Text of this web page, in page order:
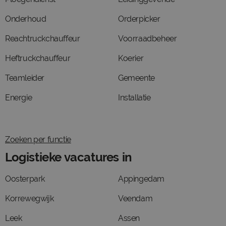
Onderhoud
Reachtruckchauffeur
Heftruckchauffeur
Teamleider
Energie
Orderpicker
Voorraadbeheer
Koerier
Gemeente
Installatie
Zoeken per functie
Logistieke vacatures in
Oosterpark
Korrewegwijk
Leek
Appingedam
Veendam
Assen